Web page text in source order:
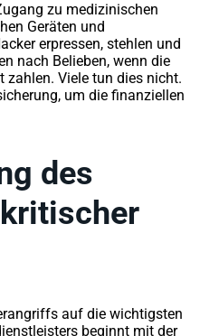
zu medizinischen
Geräten und
erpressen, stehlen und
nach Belieben, wenn die
zahlen. Viele tun dies nicht.
um die finanziellen
des
auf die wichtigsten
beginnt mit der